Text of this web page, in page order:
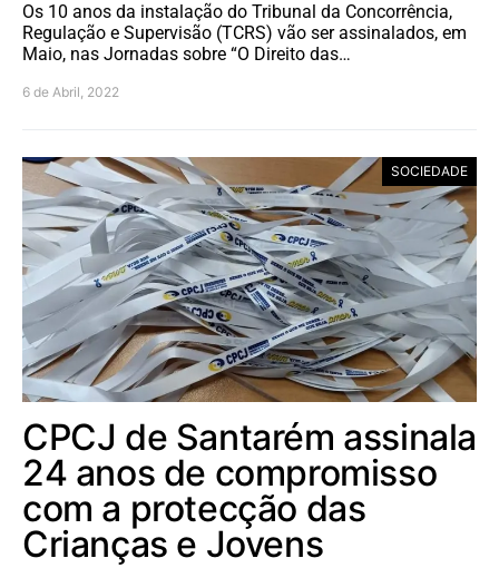
Os 10 anos da instalação do Tribunal da Concorrência,
Regulação e Supervisão (TCRS) vão ser assinalados, em
Maio, nas Jornadas sobre “O Direito das…
6 de Abril, 2022
SOCIEDADE
CPCJ de Santarém assinala
24 anos de compromisso
com a protecção das
Crianças e Jovens